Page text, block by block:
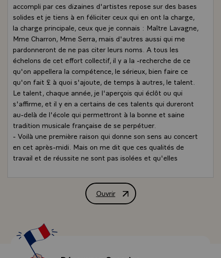
accompli par ces dizaines d'artistes repose sur des bases
solides et je tiens à en féliciter ceux qui en ont la charge,
la charge principale, ceux que je connais : Maître Lavagne,
Mme Charron, Mme Serra, mais d'autres aussi qui me
pardonneront de ne pas citer leurs noms. A tous les
échelons de cet effort collectif, il y a la -recherche de ce
qu'on appellera la compétence, le sérieux, bien faire ce
qu'on fait £ à quoi s'ajoute, de temps à autres, le talent.
Le talent, chaque année, je l'aperçois qui éclôt ou qui
s'affirme, et il y en a certains de ces talents qui dureront
au-delà de l'école qui permettront à la bonne et saine
tradition musicale française de se perpétuer.
- Voilà une première raison qui donne son sens au concert
en cet après-midi. Mais on me dit que ces qualités de
travail et de réussite ne sont pas isolées et qu'elles
diplômes obtenus en plus forte proportion que dans bien
d'autres établissements. Il y a lieu de se réjouir du travail
su perpétuer ce qu'elles étaient et se renouveler. C'est
d'ailleurs une loi de la vie : il faut bien tenir compte de ce
qui a été fait avant soi, assurer le relai pour tirer le
meilleur et puis il faut bien innover ou changer pour
Ouvrir
Allocution de M. François Mitterrand,